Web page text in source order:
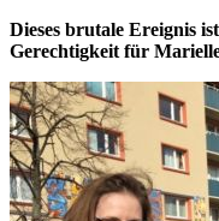
Dieses brutale Ereignis
Gerechtigkeit für